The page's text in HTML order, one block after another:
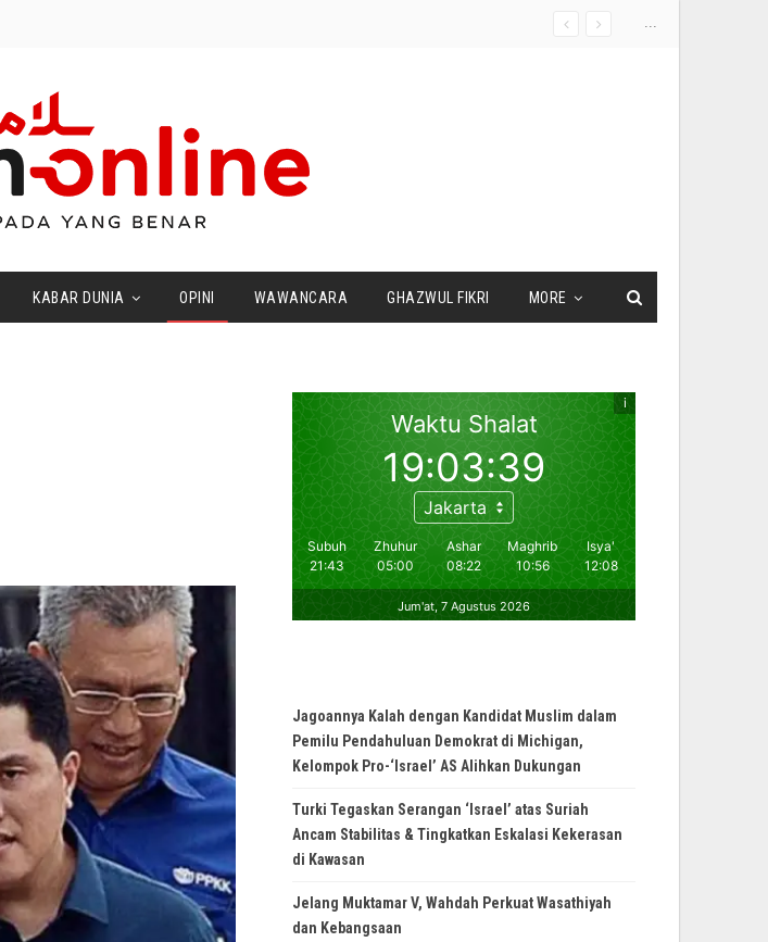
...
KABAR DUNIA OPINI WAWANCARA GHAZWUL FIKRI MORE
Jagoannya Kalah dengan Kandidat Muslim dalam
Pemilu Pendahuluan Demokrat di Michigan,
Kelompok Pro-‘Israel’ AS Alihkan Dukungan
Turki Tegaskan Serangan ‘Israel’ atas Suriah
Ancam Stabilitas & Tingkatkan Eskalasi Kekerasan
di Kawasan
Jelang Muktamar V, Wahdah Perkuat Wasathiyah
dan Kebangsaan